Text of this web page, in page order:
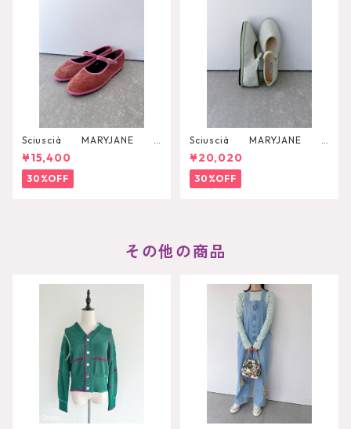
Sciuscià MARYJANE
（ROOIBOS TEA）
¥15,400
30%OFF
Sciuscià MARYJANE
（ARTICHOKE）
¥20,020
30%OFF
その他の商品